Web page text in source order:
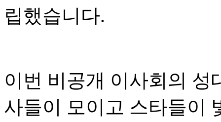
립했습니다.
이번 비공개 이사회의 성
사들이 모이고 스타들이